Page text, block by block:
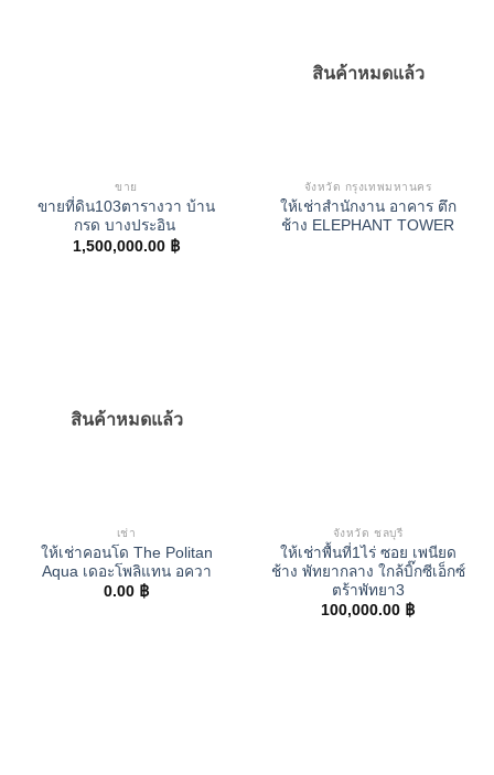
ขาย
ขายที่ดิน103ตารางวา บ้าน
กรด บางประอิน
1,500,000.00 ฿
สินค้าหมดแล้ว
จังหวัด กรุงเทพมหานคร
ให้เช่าสำนักงาน อาคาร ตึก
ช้าง ELEPHANT TOWER
สินค้าหมดแล้ว
เช่า
ให้เช่าคอนโด The Politan
Aqua เดอะโพลิแทน อควา
0.00 ฿
จังหวัด ชลบุรี
ให้เช่าพื้นที่1ไร่ ซอย เพนียด
ช้าง พัทยากลาง ใกล้บิ๊กซีเอ็กซ์
ตร้าพัทยา3
100,000.00 ฿